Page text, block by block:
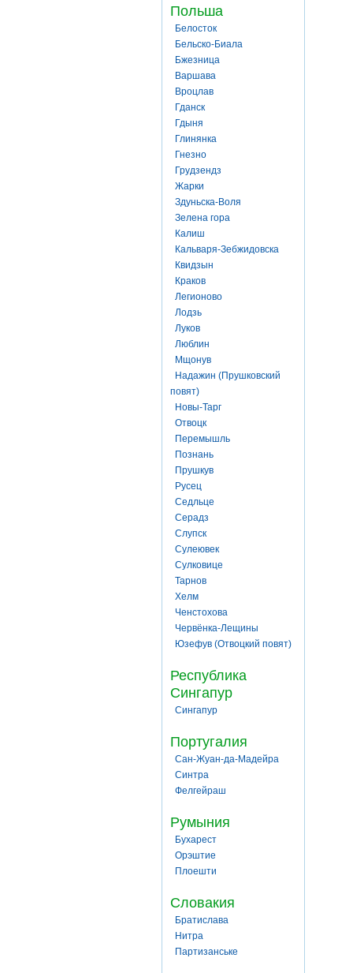
Польша
Белосток
Бельско-Биала
Бжезница
Варшава
Вроцлав
Гданск
Гдыня
Глинянка
Гнезно
Грудзендз
Жарки
Здуньска-Воля
Зелена гора
Калиш
Кальваря-Зебжидовска
Квидзын
Краков
Легионово
Лодзь
Луков
Люблин
Мщонув
Надажин (Прушковский
повят)
Новы-Тарг
Отвоцк
Перемышль
Познань
Прушкув
Русец
Седльце
Серадз
Слупск
Сулеювек
Сулковице
Тарнов
Хелм
Ченстохова
Червёнка-Лещины
Юзефув (Отвоцкий повят)
Республика
Сингапур
Сингапур
Португалия
Сан-Жуан-да-Мадейра
Синтра
Фелгейраш
Румыния
Бухарест
Орэштие
Плоешти
Словакия
Братислава
Нитра
Партизанське